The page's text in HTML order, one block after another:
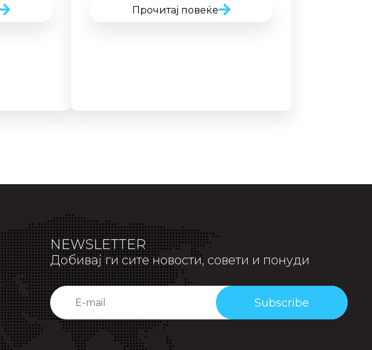
Прочитај повеќе
NEWSLETTER
Добивај ги сите новости, совети и понуди
Subscribe